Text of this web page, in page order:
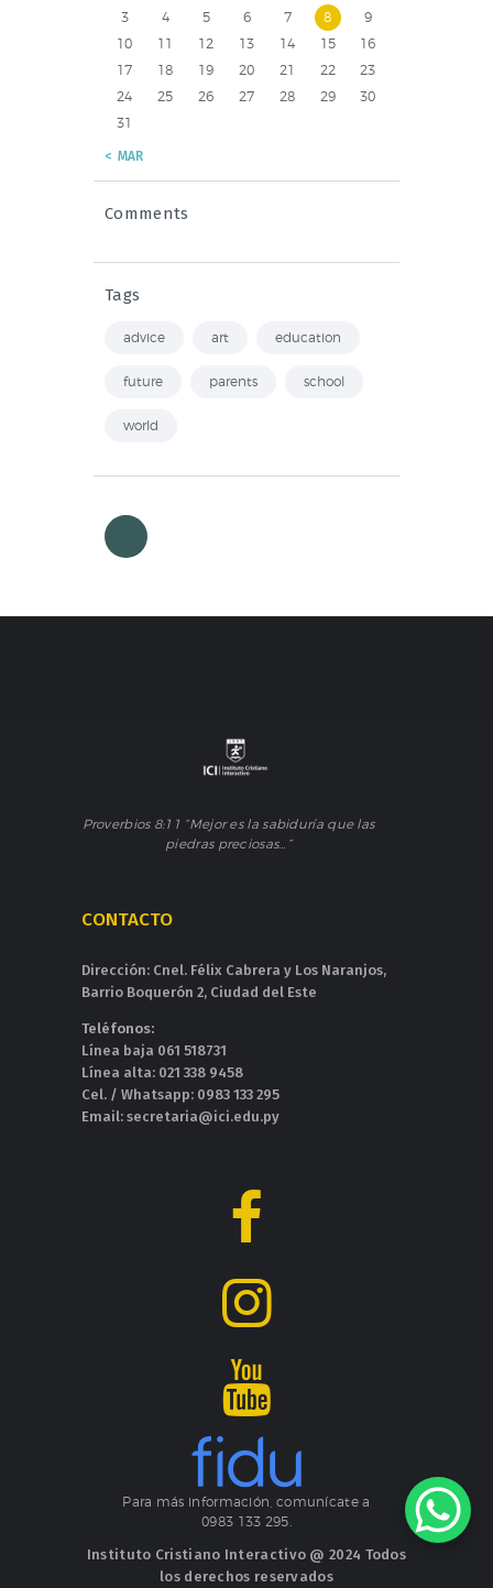
3
4 5 6 7 8
9
10
11 12 13 14 15
16
17
18 19 20 21 22
23
24
25 26 27 28 29
30
31
« MAR
Comments
Tags
advice art education
future parents school
world
Proverbios 8:11 “Mejor es la sabiduría que las
piedras preciosas…”
CONTACTO
Dirección: Cnel. Félix Cabrera y Los Naranjos,
Barrio Boquerón 2, Ciudad del Este
Teléfonos:
Línea baja 061 518731
Línea alta: 021 338 9458
Cel. / Whatsapp: 0983 133 295
Email: secretaria@ici.edu.py
Para más información, comunícate a
0983 133 295.
Instituto Cristiano Interactivo @ 2024 Todos
los derechos reservados